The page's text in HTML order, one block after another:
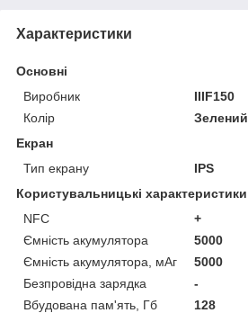
Характеристики
Основні
Виробник
IIIF150
Колір
Зелений
Екран
Тип екрану
IPS
Користувальницькі характеристики
NFC
+
Ємність акумулятора
5000
Ємність акумулятора, мАг
5000
Безпровідна зарядка
-
Вбудована пам'ять, Гб
128